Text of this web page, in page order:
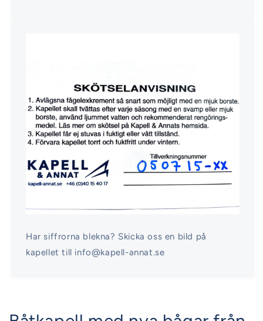
Har siffrorna blekna? Skicka oss en bild på
kapellet till info@kapell-annat.se